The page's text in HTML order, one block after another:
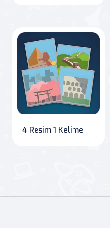
4 Resim 1 Kelime